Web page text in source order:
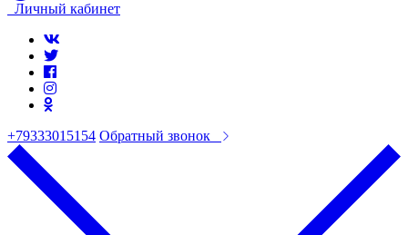
Личный кабинет
+79333015154 Обратный звонок